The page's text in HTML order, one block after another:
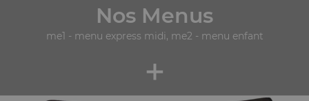
Nos Menus
me1 - menu express midi, me2 - menu enfant
+